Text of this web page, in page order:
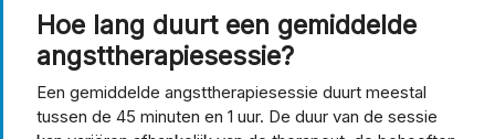
Hoe lang duurt een gemiddelde
angsttherapiesessie?
Een gemiddelde angsttherapiesessie duurt meestal
tussen de 45 minuten en 1 uur. De duur van de sessie